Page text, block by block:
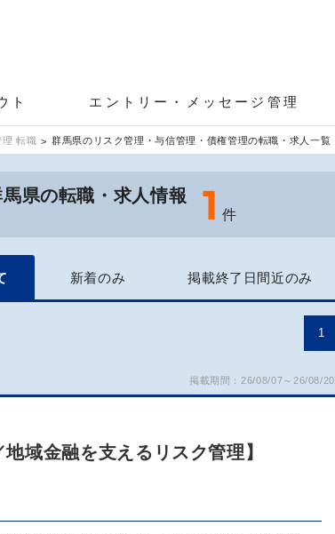
ト エントリー・メッセージ管理
理 転職 群馬県のリスク管理・与信管理・債権管理の転職・求人一覧
県の転職・求人情報
1 件
新着のみ 掲載終了日間近のみ
1
掲載期間：26/08/07～26/08/20
域金融を支えるリスク管理】